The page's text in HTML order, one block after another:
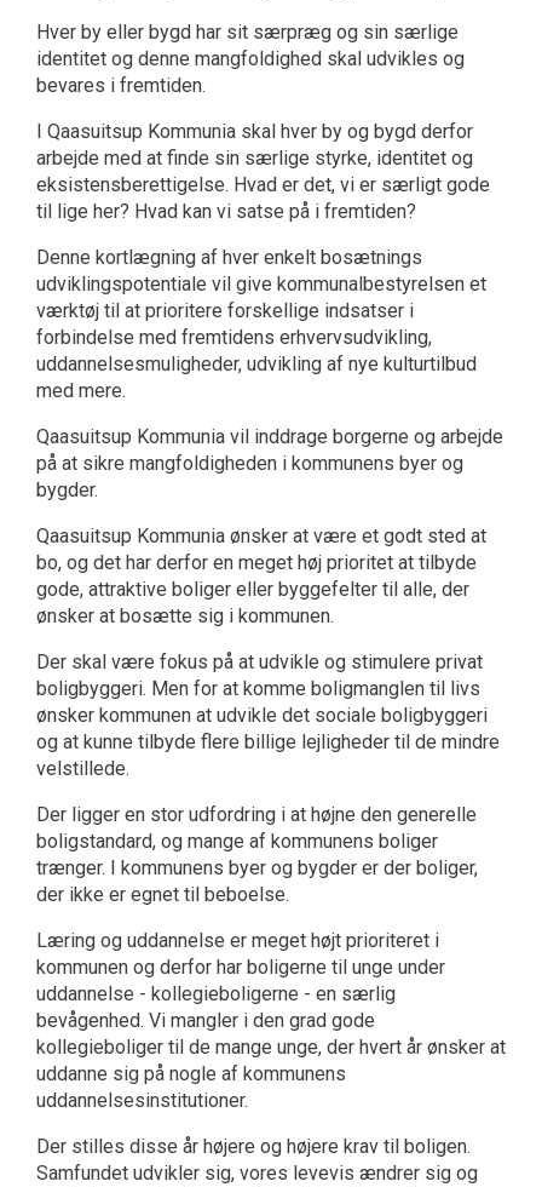
Hver by eller bygd har sit særpræg og sin særlige
identitet og denne mangfoldighed skal udvikles og
bevares i fremtiden.
I Qaasuitsup Kommunia skal hver by og bygd derfor
arbejde med at finde sin særlige styrke, identitet og
eksistensberettigelse. Hvad er det, vi er særligt gode
til lige her? Hvad kan vi satse på i fremtiden?
Denne kortlægning af hver enkelt bosætnings
udviklingspotentiale vil give kommunalbestyrelsen et
værktøj til at prioritere forskellige indsatser i
forbindelse med fremtidens erhvervsudvikling,
uddannelsesmuligheder, udvikling af nye kulturtilbud
med mere.
Qaasuitsup Kommunia vil inddrage borgerne og arbejde
på at sikre mangfoldigheden i kommunens byer og
bygder.
Qaasuitsup Kommunia ønsker at være et godt sted at
bo, og det har derfor en meget høj prioritet at tilbyde
gode, attraktive boliger eller byggefelter til alle, der
ønsker at bosætte sig i kommunen.
Der skal være fokus på at udvikle og stimulere privat
boligbyggeri. Men for at komme boligmanglen til livs
ønsker kommunen at udvikle det sociale boligbyggeri
og at kunne tilbyde flere billige lejligheder til de mindre
velstillede.
Der ligger en stor udfordring i at højne den generelle
boligstandard, og mange af kommunens boliger
trænger. I kommunens byer og bygder er der boliger,
der ikke er egnet til beboelse.
Læring og uddannelse er meget højt prioriteret i
kommunen og derfor har boligerne til unge under
uddannelse - kollegieboligerne - en særlig
bevågenhed. Vi mangler i den grad gode
kollegieboliger til de mange unge, der hvert år ønsker at
uddanne sig på nogle af kommunens
uddannelsesinstitutioner.
Der stilles disse år højere og højere krav til boligen.
Samfundet udvikler sig, vores levevis ændrer sig og